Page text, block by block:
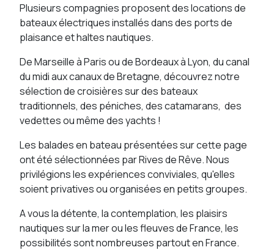
Plusieurs compagnies proposent des locations de
bateaux électriques installés dans des ports de
plaisance et haltes nautiques.
De Marseille à Paris ou de Bordeaux à Lyon, du canal
du midi aux canaux de Bretagne, découvrez notre
sélection de croisières sur des bateaux
traditionnels, des péniches, des catamarans, des
vedettes ou même des yachts !
Les balades en bateau présentées sur cette page
ont été sélectionnées par Rives de Rêve. Nous
privilégions les expériences conviviales, qu'elles
soient privatives ou organisées en petits groupes.
A vous la détente, la contemplation, les plaisirs
nautiques sur la mer ou les fleuves de France, les
possibilités sont nombreuses partout en France.